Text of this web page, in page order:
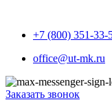
содержимому
+7 (800) 351-33-
office@ut-mk.ru
Заказать звонок